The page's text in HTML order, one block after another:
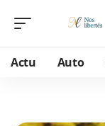
Actu Auto